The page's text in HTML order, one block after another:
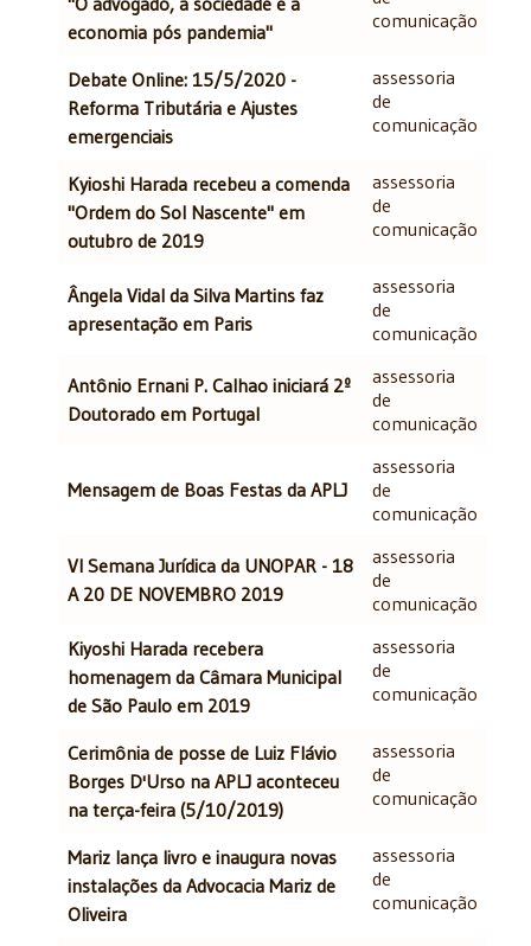
economia pós pandemia"
comunicação
Debate Online: 15/5/2020 -
Reforma Tributária e Ajustes
emergenciais
assessoria
de
comunicação
Kyioshi Harada recebeu a comenda
"Ordem do Sol Nascente" em
outubro de 2019
assessoria
de
comunicação
Ângela Vidal da Silva Martins faz
apresentação em Paris
assessoria
de
comunicação
Antônio Ernani P. Calhao iniciará 2º
Doutorado em Portugal
assessoria
de
comunicação
Mensagem de Boas Festas da APLJ
assessoria
de
comunicação
VI Semana Jurídica da UNOPAR - 18
A 20 DE NOVEMBRO 2019
assessoria
de
comunicação
Kiyoshi Harada recebera
homenagem da Câmara Municipal
de São Paulo em 2019
assessoria
de
comunicação
Cerimônia de posse de Luiz Flávio
Borges D'Urso na APLJ aconteceu
na terça-feira (5/10/2019)
assessoria
de
comunicação
Mariz lança livro e inaugura novas
instalações da Advocacia Mariz de
Oliveira
assessoria
de
comunicação